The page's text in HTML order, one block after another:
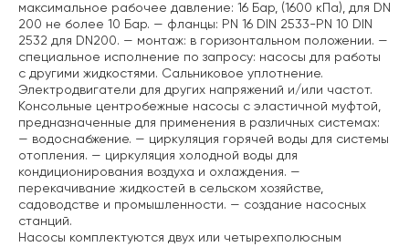
максимальное рабочее давление: 16 Бар, (1600 кПа), для DN
200 не более 10 Бар. — фланцы: PN 16 DIN 2533-PN 10 DIN
2532 для DN200. — монтаж: в горизонтальном положении. —
специальное исполнение по запросу: насосы для работы
с другими жидкостями. Сальниковое уплотнение.
Электродвигатели для других напряжений и/или частот.
Консольные центробежные насосы с эластичной муфтой,
предназначенные для применения в различных системах:
— водоснабжение. — циркуляция горячей воды для системы
отопления. — циркуляция холодной воды для
кондиционирования воздуха и охлаждения. —
перекачивание жидкостей в сельском хозяйстве,
садоводстве и промышленности. — создание насосных
станций.
Насосы комплектуются двух или четырехполюсным